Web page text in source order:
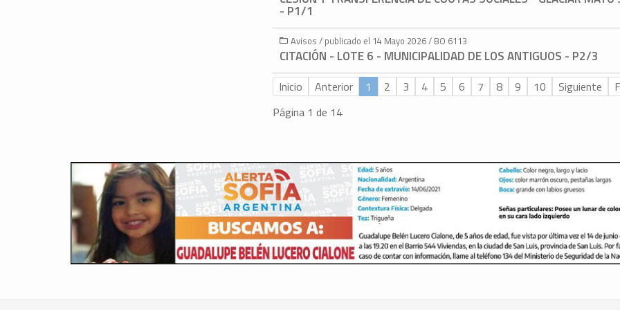
- P1/1
Avisos / publicado el 14 Mayo 2026 / BO 6113
CITACIÓN - LOTE 6 - MUNICIPALIDAD DE LOS ANTIGUOS - P2/3
Inicio Anterior 1 2 3 4 5 6 7 8 9 10 Siguiente
Página 1 de 14